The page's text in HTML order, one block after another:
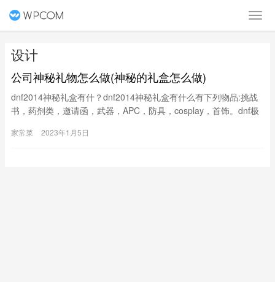
设计
公司神秘礼物怎么做(神秘的礼盒怎么做)
dnf2014神秘礼盒有什？dnf2014神秘礼盒有什么有下列物品:挑战
书，药剂类，邀请函，武器，APC，防具，cosplay，首饰。dnf极
装+20张邀请函+1个深渊卷神秘新年礼盒怎么获得？老师叫我们做
家常菜 2023年1月5日